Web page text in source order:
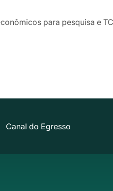
para pesquisa e
Canal do Egresso